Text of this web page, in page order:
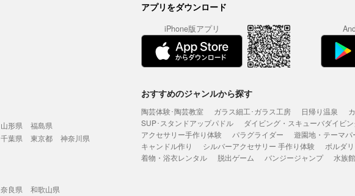
アプリをダウンロード
iPhone版アプリ
山形県
福島県
千葉県 東京都
神奈川県
奈良県
和歌山県
おすすめのジャンルから探す
陶芸体験･陶芸教室 ガラス細工･ガラス工房 日帰り温泉
SUP･スタンドアップパドル
ダイビング・スキューバダイビ
アクセサリー手作り体験
パラグライダー 遊園地・テーマパ
キャンドル作り
シルバーアクセサリー 手作り体験 ボルダ
着物・浴衣レンタル
脱出ゲーム バンジージャンプ 水族館